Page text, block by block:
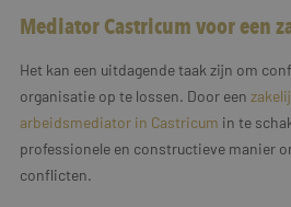
Mediator Castricum voor een
Het kan een uitdagende taak zijn om
organisatie op te lossen. Door een
arbeidsmediator in Castricum in te
professionele en constructieve manier
conflicten.